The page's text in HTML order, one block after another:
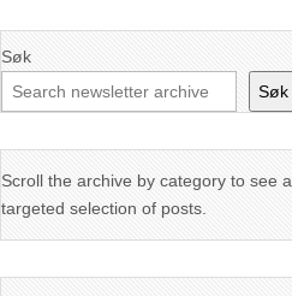
Søk
Søk
Scroll the archive by category to see a
targeted selection of posts.